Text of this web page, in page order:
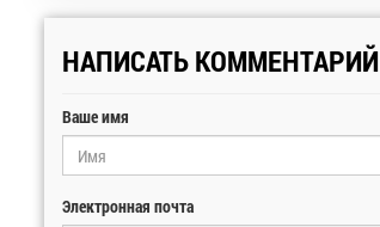
НАПИСАТЬ КОММЕНТАРИЙ
Ваше имя
Электронная почта